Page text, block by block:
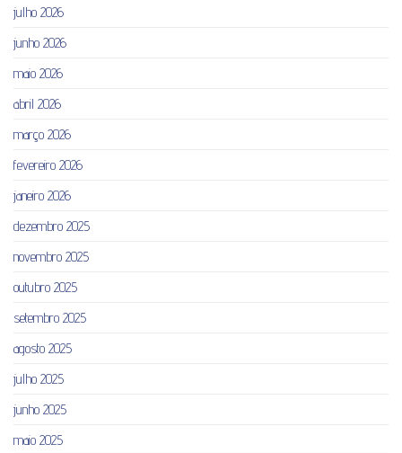
julho 2026
junho 2026
maio 2026
abril 2026
março 2026
fevereiro 2026
janeiro 2026
dezembro 2025
novembro 2025
outubro 2025
setembro 2025
agosto 2025
julho 2025
junho 2025
maio 2025